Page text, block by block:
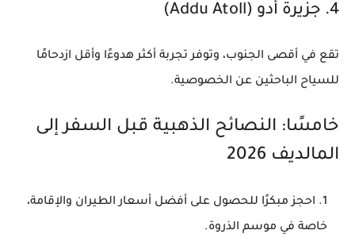
4. جزيرة أدو (Addu Atoll)
تقع في أقصى الجنوب، وتوفر تجربة أكثر هدوءًا وأقل ازدحامًا
للسياح الباحثين عن الخصوصية.
خامسًا: النصائح الذهبية قبل السفر إلى
المالديف 2026
احجز مبكرًا للحصول على أفضل أسعار الطيران والإقامة،
خاصة في موسم الذروة.